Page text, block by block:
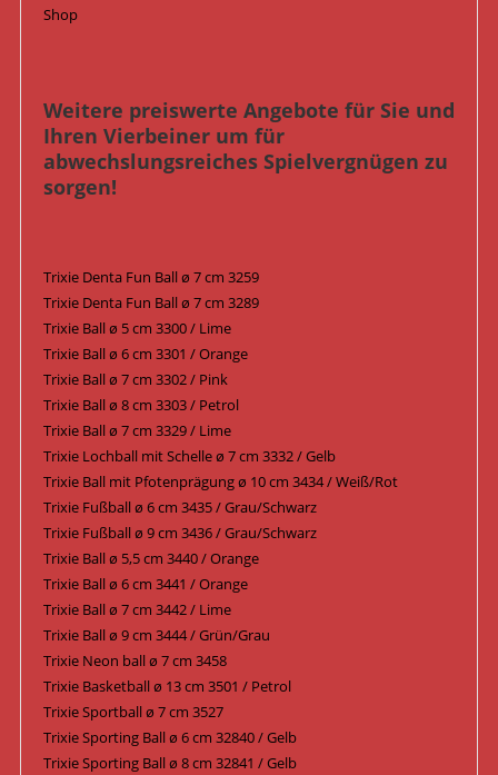
Shop
Weitere preiswerte Angebote für Sie und
Ihren Vierbeiner um für
abwechslungsreiches Spielvergnügen zu
sorgen!
Trixie Denta Fun Ball ø 7 cm 3259
Trixie Denta Fun Ball ø 7 cm 3289
Trixie Ball ø 5 cm 3300 / Lime
Trixie Ball ø 6 cm 3301 / Orange
Trixie Ball ø 7 cm 3302 / Pink
Trixie Ball ø 8 cm 3303 / Petrol
Trixie Ball ø 7 cm 3329 / Lime
Trixie Lochball mit Schelle ø 7 cm 3332 / Gelb
Trixie Ball mit Pfotenprägung ø 10 cm 3434 / Weiß/Rot
Trixie Fußball ø 6 cm 3435 / Grau/Schwarz
Trixie Fußball ø 9 cm 3436 / Grau/Schwarz
Trixie Ball ø 5,5 cm 3440 / Orange
Trixie Ball ø 6 cm 3441 / Orange
Trixie Ball ø 7 cm 3442 / Lime
Trixie Ball ø 9 cm 3444 / Grün/Grau
Trixie Neon ball ø 7 cm 3458
Trixie Basketball ø 13 cm 3501 / Petrol
Trixie Sportball ø 7 cm 3527
Trixie Sporting Ball ø 6 cm 32840 / Gelb
Trixie Sporting Ball ø 8 cm 32841 / Gelb